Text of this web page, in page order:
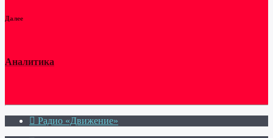
Далее
Аналитика
Радио «Движение»